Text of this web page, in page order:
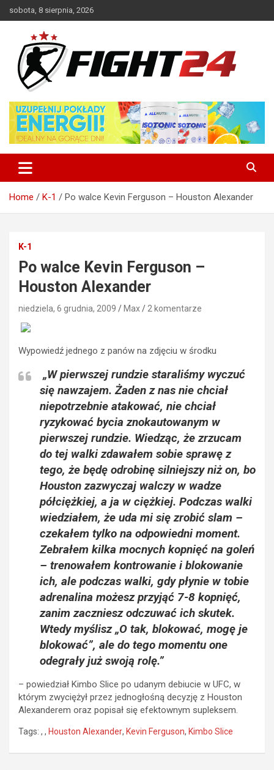
to
sobota, 8 sierpnia, 2026
FIGHT24.PL – MMA i K-1, UFC
Home K-1 Po walce Kevin Ferguson – Houston Alexander
K-1
Po walce Kevin Ferguson –
Houston Alexander
niedziela, 6 grudnia, 2009 Max 2 komentarze
Wypowiedź jednego z panów na zdjęciu w środku
„W pierwszej rundzie staraliśmy wyczuć
się nawzajem. Żaden z nas nie chciał
niepotrzebnie atakować, nie chciał
ryzykować bycia znokautowanym w
pierwszej rundzie. Wiedząc, że zrzucam
do tej walki zdawałem sobie sprawę z
tego, że będę odrobinę silniejszy niż on, bo
Houston zazwyczaj walczy w wadze
półciężkiej, a ja w ciężkiej. Podczas walki
wiedziałem, że uda mi się zrobić slam –
czekałem tylko na odpowiedni moment.
Zebrałem kilka mocnych kopnięć na goleń
– trenowałem kontrowanie i blokowanie
ich, ale podczas walki, gdy płynie w tobie
adrenalina możesz przyjąć 7-8 kopnięć,
zanim zaczniesz odczuwać ich skutek.
Wtedy myślisz „O tak, blokować, mogę je
blokować”, ale do tego momentu one
odegrały już swoją rolę.”
– powiedział Kimbo Slice po udanym debiucie w UFC, w
którym zwyciężył przez jednogłośną decyzję z Houston
Alexanderem oraz popisał się efektownym supleksem.
Tags: , , Houston Alexander, Kevin Ferguson, Kimbo Slice